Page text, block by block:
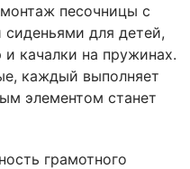
песочницы с
для детей,
качалки на пружинах.
каждый выполняет
элементом станет
грамотного